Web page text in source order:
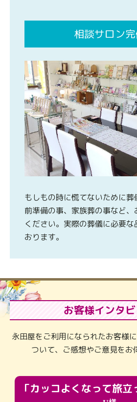
相談サロン
もしもの時に慌てないために葬
前準備の事、家族葬の事など
ください。実際の葬儀に必要
おります。
お客様インタ
永田屋をご利用になられたお客様
ついて、ご感想やご意見をお